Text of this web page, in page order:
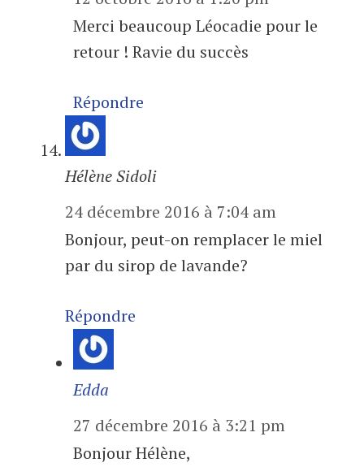
Merci beaucoup Léocadie pour le
retour ! Ravie du succès
Répondre
Hélène Sidoli
24 décembre 2016 à 7:04 am
Bonjour, peut-on remplacer le miel
par du sirop de lavande?
Répondre
Edda
27 décembre 2016 à 3:21 pm
Bonjour Hélène,